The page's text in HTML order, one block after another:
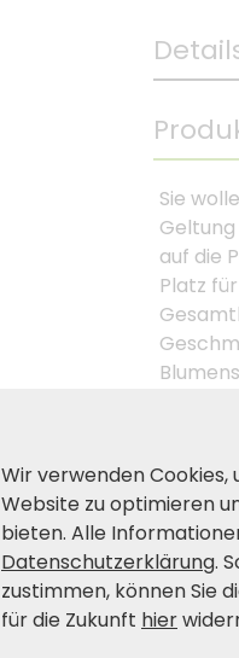
Sie
auf die
Platz
gut
Wir verwenden
Website zu optimieren
bieten. Alle
Datenschutzerklärung.
zustimmen, können Sie
für die Zukunft hier